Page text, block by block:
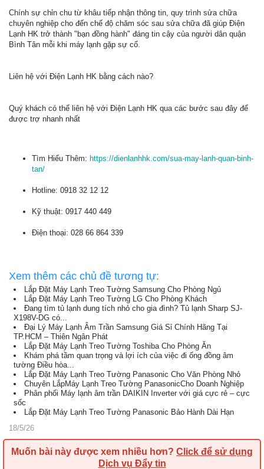
Chính sự chỉn chu từ khâu tiếp nhận thông tin, quy trình sửa chữa
chuyên nghiệp cho đến chế độ chăm sóc sau sửa chữa đã giúp Điện
Lạnh HK trở thành "bạn đồng hành" đáng tin cậy của người dân quận
Bình Tân mỗi khi máy lạnh gặp sự cố.
Liên hệ với Điện Lạnh HK bằng cách nào?
Quý khách có thể liên hệ với Điện Lạnh HK qua các bước sau đây để
được trợ nhanh nhất
Tìm Hiểu Thêm: https://dienlanhhk.com/sua-may-lanh-quan-binh-
tan/
Hotline: 0918 32 12 12
Kỹ thuật: 0917 440 449
Điện thoại: 028 66 864 339
Xem thêm các chủ đề tương tự:
Lắp Đặt Máy Lạnh Treo Tường Samsung Cho Phòng Ngủ
Lắp Đặt Máy Lạnh Treo Tường LG Cho Phòng Khách
Đang tìm tủ lạnh dung tích nhỏ cho gia đình? Tủ lạnh Sharp SJ-
X198V-DG có...
Đại Lý Máy Lạnh Âm Trần Samsung Giá Sỉ Chính Hãng Tại
TP.HCM – Thiên Ngân Phát
Lắp Đặt Máy Lạnh Treo Tường Toshiba Cho Phòng Ăn
Khám phá tầm quan trọng và lợi ích của việc đi ống đồng âm
tường Điều hòa...
Lắp Đặt Máy Lạnh Treo Tường Panasonic Cho Văn Phòng Nhỏ
Chuyên LắpMáy Lạnh Treo Tường PanasonicCho Doanh Nghiệp
Phân phối Máy lạnh âm trần DAIKIN Inverter với giá cực rẻ – cực
sốc
Lắp Đặt Máy Lạnh Treo Tường Panasonic Bảo Hành Dài Hạn
18/5/26
Muốn bài này được xem nhiều hơn? Click để sử dụng
Dịch vụ Đẩy tin